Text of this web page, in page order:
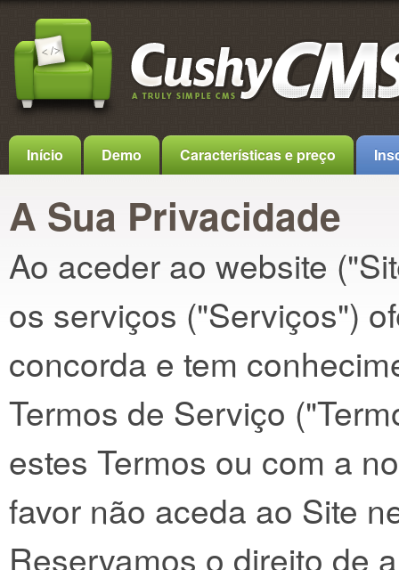
Início Demo Características e preço
A Sua Privacidade
Ao aceder ao website
os serviços ("Serviços")
concorda e tem
Termos de Serviço
estes Termos ou com a
favor não aceda ao Site
Reservamos o direito de